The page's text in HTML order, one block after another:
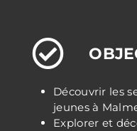
Découvrir les
jeunes à
Explorer et